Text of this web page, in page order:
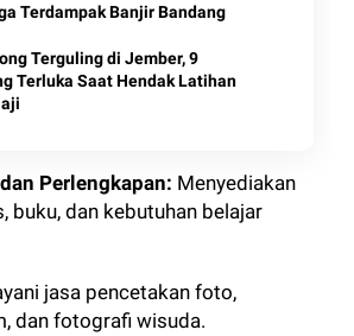
Terdampak Banjir Bandang
Terguling di Jember, 9
Terluka Saat Hendak Latihan
Perlengkapan: Menyediakan
buku, dan kebutuhan belajar
jasa pencetakan foto,
dan fotografi wisuda.